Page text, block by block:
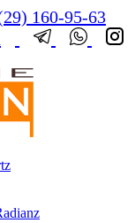
160-95-63